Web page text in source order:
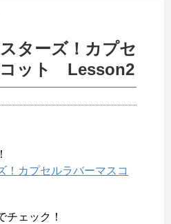
ターズ！カプセ
コット Lesson2
！カプセルラバーマスコ
チェック！